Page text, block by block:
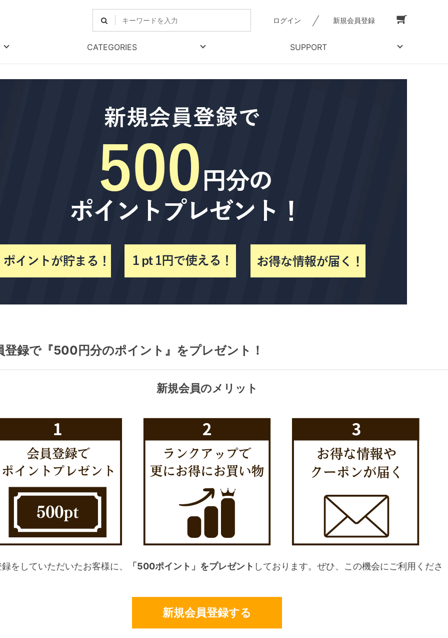
ログイン 新規会員登録
CATEGORIES SUPPORT
登録で『500円分のポイント』をプレゼント！
新規会員のメリット
をしていただいたお客様に、 「500ポイント」をプレゼント しております。ぜひ、この機会にご利用くださ
新規会員登録する